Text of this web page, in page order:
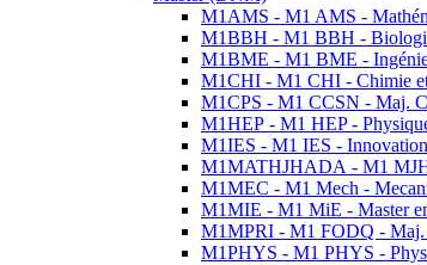
M1AMS - M1 AMS -
M1BBH - M1 BBH -
M1BME - M1 BME -
M1CHI - M1 CHI - Chimie
M1CPS - M1 CCSN - Maj.
M1HEP - M1 HEP -
M1IES - M1 IES -
M1MATHJHADA - M1 MJH
M1MEC - M1 Mech -
M1MIE - M1 MiE - Master
M1MPRI - M1 FODQ - Maj.
M1PHYS - M1 PHYS -